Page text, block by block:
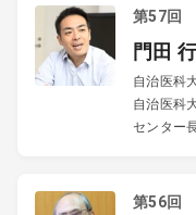
第57回
門田
自治医科
自治医科
センター
第56回